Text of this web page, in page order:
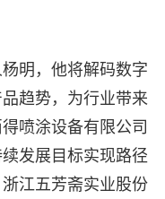
明，他将解码数字
趋势，为行业带来
喷涂设备有限公司
发展目标实现路径
江五芳斋实业股份